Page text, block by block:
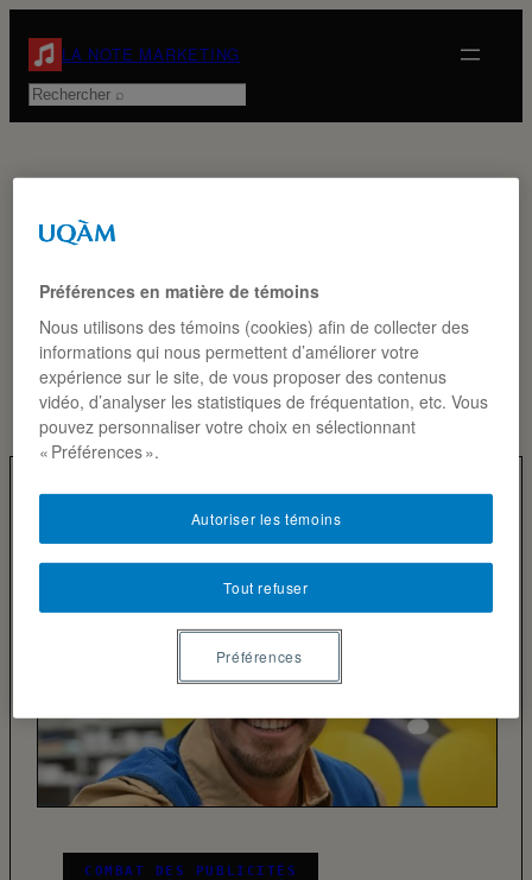
contenu
LA NOTE MARKETING
Rechercher
ÉTIQUETTE :
RONA
COMBAT DES PUBLICITÉS
Préférences en matière de témoins
Nous utilisons des témoins (cookies) afin de collecter des
informations qui nous permettent d’améliorer votre
expérience sur le site, de vous proposer des contenus
vidéo, d’analyser les statistiques de fréquentation, etc. Vous
pouvez personnaliser votre choix en sélectionnant
« Préférences ».
Tout refuser
Autoriser les témoins
Préférences